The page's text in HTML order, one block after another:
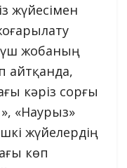
жүйесімен
жобаның
айтқанда,
кәріз сорғы
«Наурыз»
жүйелердің
көп